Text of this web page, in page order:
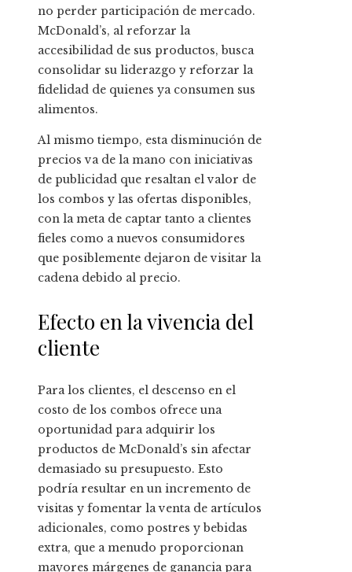
no perder participación de mercado.
McDonald’s, al reforzar la
accesibilidad de sus productos, busca
consolidar su liderazgo y reforzar la
fidelidad de quienes ya consumen sus
alimentos.
Al mismo tiempo, esta disminución de
precios va de la mano con iniciativas
de publicidad que resaltan el valor de
los combos y las ofertas disponibles,
con la meta de captar tanto a clientes
fieles como a nuevos consumidores
que posiblemente dejaron de visitar la
cadena debido al precio.
Efecto en la vivencia del
cliente
Para los clientes, el descenso en el
costo de los combos ofrece una
oportunidad para adquirir los
productos de McDonald’s sin afectar
demasiado su presupuesto. Esto
podría resultar en un incremento de
visitas y fomentar la venta de artículos
adicionales, como postres y bebidas
extra, que a menudo proporcionan
mayores márgenes de ganancia para